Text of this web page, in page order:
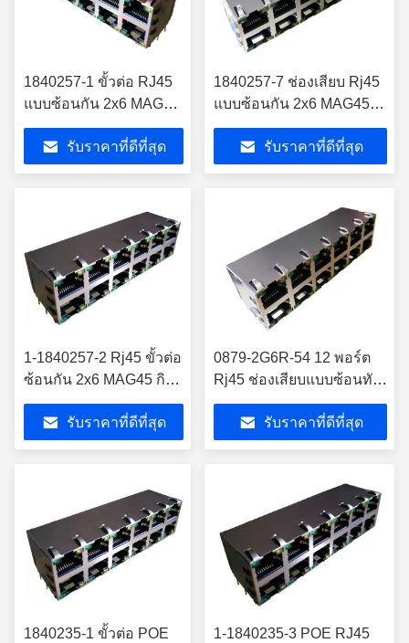
1840257-1 ขั้วต่อ RJ45
แบบซ้อนกัน 2x6 MAG45
กิกะบิตกราวด์ SHIELD
1840257-2รับราคาที่ดีที่สุด
1840257-7 ช่องเสียบ Rj45
แบบซ้อนกัน 2x6 MAG45
กิกะบิตกราวด์ SHIELD 1-
1840257-1รับราคาที่ดีที่สุด
1-1840257-2 Rj45 ขั้วต่อ
ซ้อนกัน 2x6 MAG45 กิกะ
บิตกราวด์ SHIELD 1-
1840257-3รับราคาที่ดีที่สุด
0879-2G6R-54 12 พอร์ต
Rj45 ช่องเสียบแบบซ้อนทับ
2x6 10/100 / 1000Base-T
Magneticรับราคาที่ดีที่สุด
1840235-1 ขั้วต่อ POE
1-1840235-3 POE RJ45